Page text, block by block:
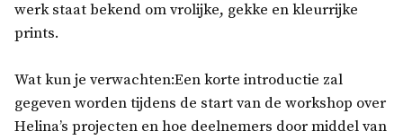
werk staat bekend om vrolijke, gekke en kleurrijke
prints.
Wat kun je verwachten:Een korte introductie zal
gegeven worden tijdens de start van de workshop over
Helina’s projecten en hoe deelnemers door middel van